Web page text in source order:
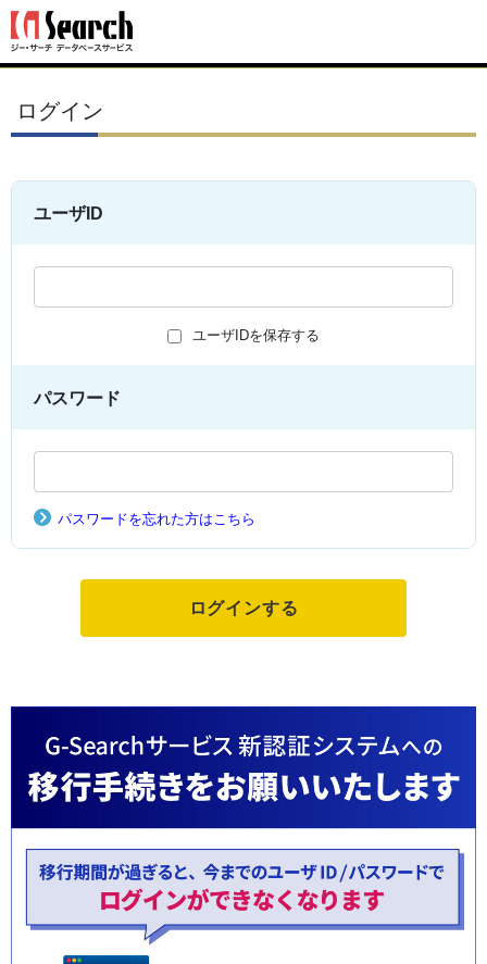
ログイン
ユーザID
ユーザIDを保存する
パスワード
パスワードを忘れた方はこちら